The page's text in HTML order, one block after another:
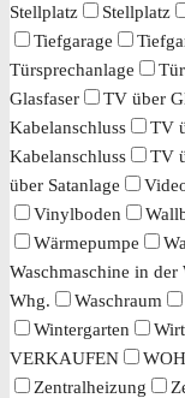
Stellplatz
Stellplatz
Tiefgarage
Türsprechanlage
Glasfaser
TV über
Kabelanschluss
TV
Kabelanschluss
TV
über Satanlage
Vinylboden
Wärmepumpe
Waschmaschine in der
Whg.
Waschraum
Wintergarten
VERKAUFEN
Zentralheizung